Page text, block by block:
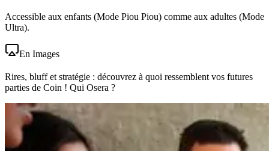
Accessible aux enfants (Mode Piou Piou) comme aux adultes (Mode
Ultra).
En Images
Rires, bluff et stratégie : découvrez à quoi ressemblent vos futures
parties de Coin ! Qui Osera ?